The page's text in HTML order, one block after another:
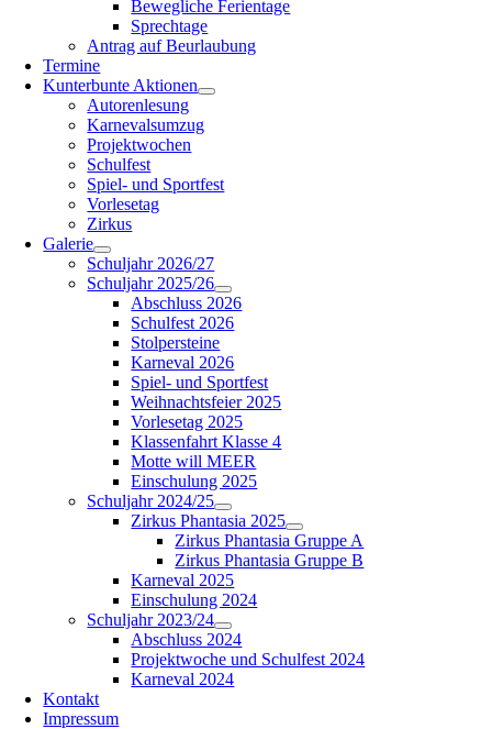
Bewegliche Ferientage
Sprechtage
Antrag auf Beurlaubung
Termine
Kunterbunte Aktionen
Autorenlesung
Karnevalsumzug
Projektwochen
Schulfest
Spiel- und Sportfest
Vorlesetag
Zirkus
Galerie
Schuljahr 2026/27
Schuljahr 2025/26
Abschluss 2026
Schulfest 2026
Stolpersteine
Karneval 2026
Spiel- und Sportfest
Weihnachtsfeier 2025
Vorlesetag 2025
Klassenfahrt Klasse 4
Motte will MEER
Einschulung 2025
Schuljahr 2024/25
Zirkus Phantasia 2025
Zirkus Phantasia Gruppe A
Zirkus Phantasia Gruppe B
Karneval 2025
Einschulung 2024
Schuljahr 2023/24
Abschluss 2024
Projektwoche und Schulfest 2024
Karneval 2024
Kontakt
Impressum